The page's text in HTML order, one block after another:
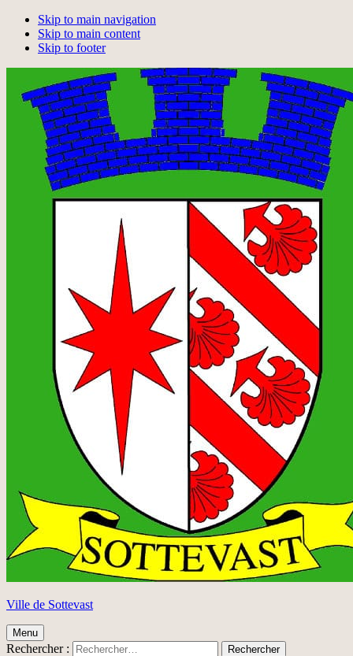
Skip to main navigation
Skip to main content
Skip to footer
Ville de Sottevast
Menu
Rechercher :